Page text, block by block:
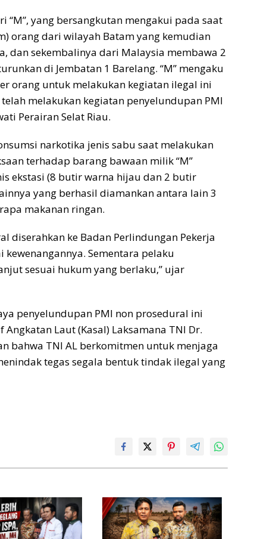
yang bersangkutan mengakui pada saat
orang dari wilayah Batam yang kemudian
dan sekembalinya dari Malaysia membawa 2
di Jembatan 1 Barelang. “M” mengaku
orang untuk melakukan kegiatan ilegal ini
melakukan kegiatan penyelundupan PMI
Perairan Selat Riau.
narkotika jenis sabu saat melakukan
terhadap barang bawaan milik “M”
ekstasi (8 butir warna hijau dan 2 butir
yang berhasil diamankan antara lain 3
makanan ringan.
diserahkan ke Badan Perlindungan Pekerja
kewenangannya. Sementara pelaku
sesuai hukum yang berlaku,” ujar
penyelundupan PMI non prosedural ini
Laut (Kasal) Laksamana TNI Dr.
bahwa TNI AL berkomitmen untuk menjaga
tegas segala bentuk tindak ilegal yang